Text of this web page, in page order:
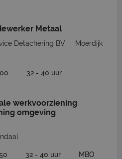
Metaal
Detachering BV
Moerdijk
32 - 40 uur
werkvoorziening
omgeving
32 - 40 uur MBO